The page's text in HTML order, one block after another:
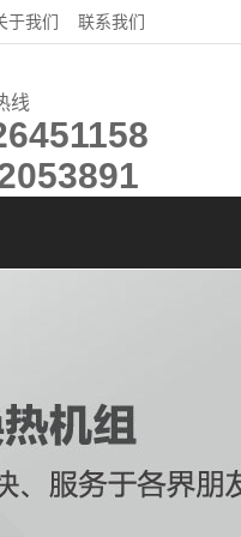
于我们 联系我们
线